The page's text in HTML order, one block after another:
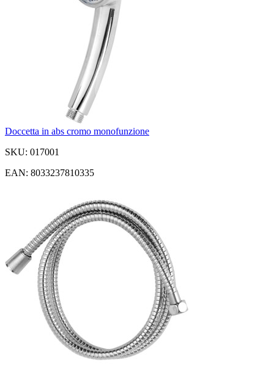
Doccetta in abs cromo monofunzione
SKU: 017001
EAN: 8033237810335